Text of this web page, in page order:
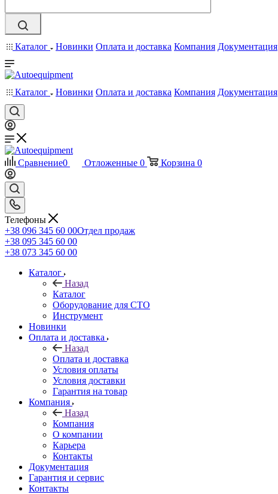
Каталог Новинки Оплата и доставка Компания Документация
Каталог Новинки Оплата и доставка Компания Документация
Сравнение0 Отложенные 0 Корзина 0
Телефоны
+38 096 345 60 00Отдел продаж
+38 095 345 60 00
+38 073 345 60 00
Каталог
Назад
Каталог
Оборудование для СТО
Инструмент
Новинки
Оплата и доставка
Назад
Оплата и доставка
Условия оплаты
Условия доставки
Гарантия на товар
Компания
Назад
Компания
О компании
Карьера
Контакты
Документация
Гарантия и сервис
Контакты